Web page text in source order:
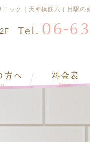
ック｜天神橋筋六丁目駅の
Tel. 06-
方へ 料金表
Price